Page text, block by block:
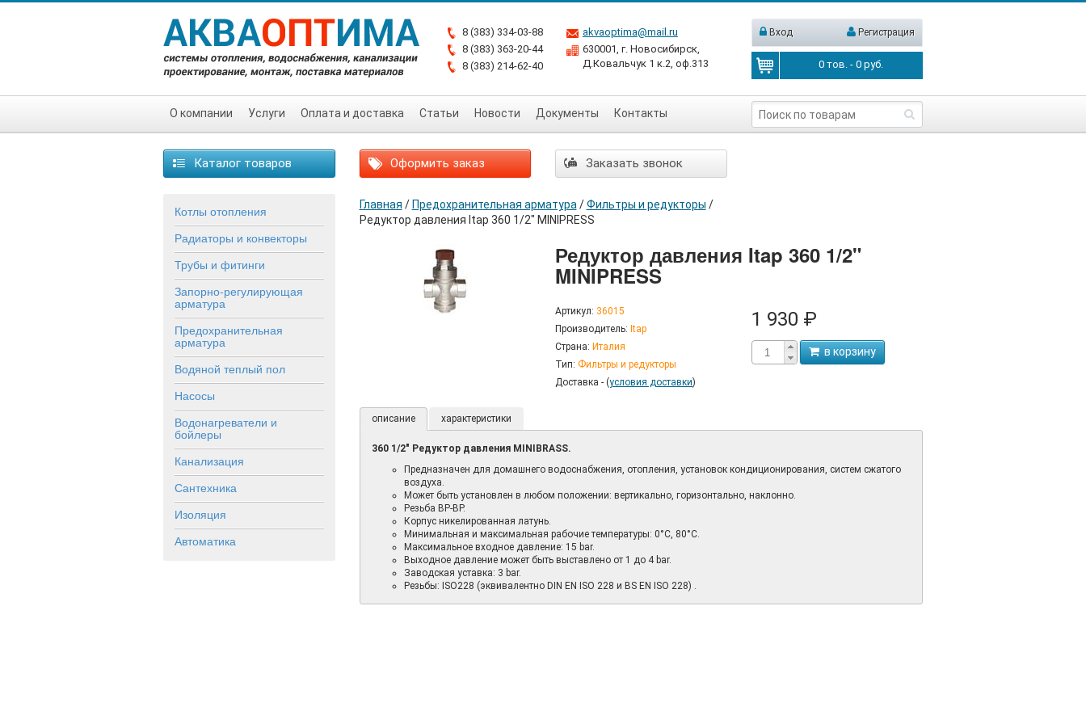
8 (383) 334-03-88
8 (383) 363-20-44
8 (383) 214-62-40
akvaoptima@mail.ru
630001, г. Новосибирск,
Д.Ковальчук 1 к.2, оф.313
Вход Регистрация
0 тов. -0 руб.
О компании Услуги Оплата и доставка Статьи Новости Документы Контакты
Каталог товаров Оформить заказ Заказать звонок
Котлы отопления
Радиаторы и конвекторы
Трубы и фитинги
Запорно-регулирующая
арматура
Предохранительная
арматура
Водяной теплый пол
Насосы
Водонагреватели и
бойлеры
Канализация
Сантехника
Изоляция
Автоматика
Главная / Предохранительная арматура / Фильтры и редукторы /
Редуктор давления Itap 360 1/2" MINIPRESS
Редуктор давления Itap 360 1/2"
MINIPRESS
Артикул: 36015
Производитель: Itap
Страна: Италия
Тип: Фильтры и редукторы
Доставка - (условия доставки)
1 930 ₽
в корзину
описание характеристики
360 1/2" Редуктор давления MINIBRASS.
Предназначен для домашнего водоснабжения, отопления, установок кондиционирования, систем сжатого
воздуха.
Может быть установлен в любом положении: вертикально, горизонтально, наклонно.
Резьба ВР-ВР.
Корпус никелированная латунь.
Минимальная и максимальная рабочие температуры: 0°C, 80°C.
Максимальное входное давление: 15 bar.
Выходное давление может быть выставлено от 1 до 4 bar.
Заводская уставка: 3 bar.
Резьбы: ISO228 (эквивалентно DIN EN ISO 228 и BS EN ISO 228) .